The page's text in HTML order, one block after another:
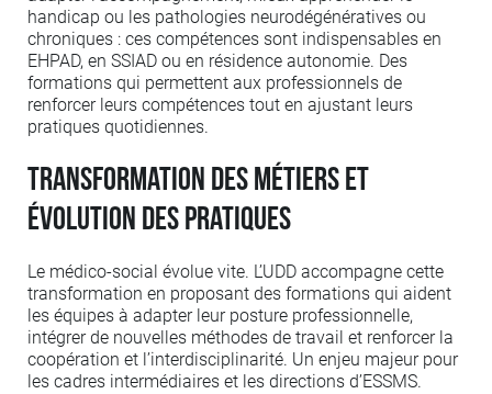
handicap ou les pathologies neurodégénératives ou
chroniques : ces compétences sont indispensables en
EHPAD, en SSIAD ou en résidence autonomie. Des
formations qui permettent aux professionnels de
renforcer leurs compétences tout en ajustant leurs
pratiques quotidiennes.
Transformation des métiers et
évolution des pratiques
Le médico-social évolue vite. L’UDD accompagne cette
transformation en proposant des formations qui aident
les équipes à adapter leur posture professionnelle,
intégrer de nouvelles méthodes de travail et renforcer la
coopération et l’interdisciplinarité. Un enjeu majeur pour
les cadres intermédiaires et les directions d’ESSMS.